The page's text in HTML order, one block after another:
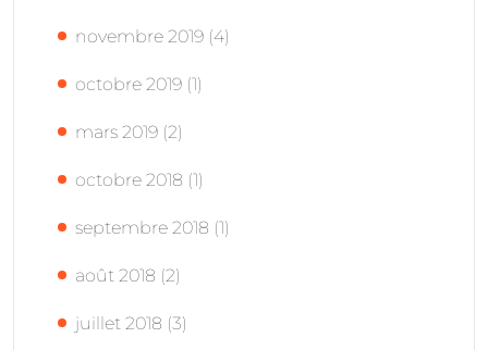
novembre 2019 (4)
octobre 2019 (1)
mars 2019 (2)
octobre 2018 (1)
septembre 2018 (1)
août 2018 (2)
juillet 2018 (3)